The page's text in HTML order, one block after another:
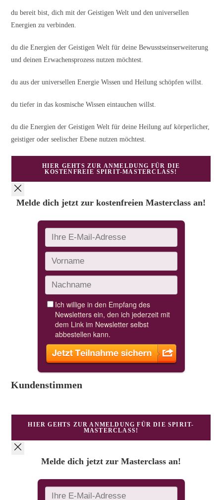
du bereit bist, dich mit der Geistigen Welt und den universellen
Energien zu verbinden.
du die Energien der Geistigen Welt für deine Bewusstseinserweiterung
und deinen Erwachensprozess nutzen möchtest.
du aus der universellen Energie Wissen und Heilung schöpfen willst.
du tiefer in das kosmische Wissen eintauchen willst.
du die Energien der Geistigen Welt für deine Heilung auf körperlicher,
geistiger oder seelischer Ebene nutzen möchtest.
HIER GEHTS ZUR ANMELDUNG FÜR DIE
KOSTENFREIE SPIRIT-MASTERCLASS!
Melde dich jetzt zur kostenfreien Masterclass an!
Kundenstimmen
HIER GEHTS ZUR ANMELDUNG FÜR DIE SPIRIT-
MASTERCLASS!
Melde dich jetzt zur Masterclass an!